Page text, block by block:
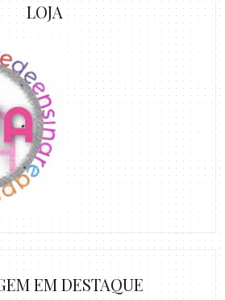
LOJA
EM DESTAQUE